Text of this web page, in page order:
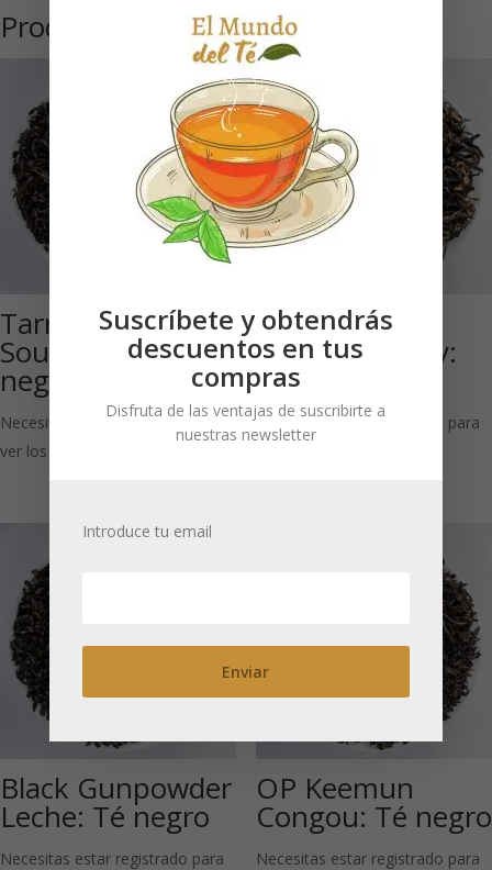
Productos relacionados
Tarry Lapsang
Souchong: Té
negro
Necesitas estar registrado para
ver los precios
China Yunnan
Golden Downy:
Té negro
Necesitas estar registrado para
Black Gunpowder
Leche: Té negro
Necesitas estar registrado para
OP Keemun
Congou: Té negro
Necesitas estar registrado para
Suscríbete y obtendrás
descuentos en tus
compras
Disfruta de las ventajas de suscribirte a
nuestras newsletter
Introduce tu email